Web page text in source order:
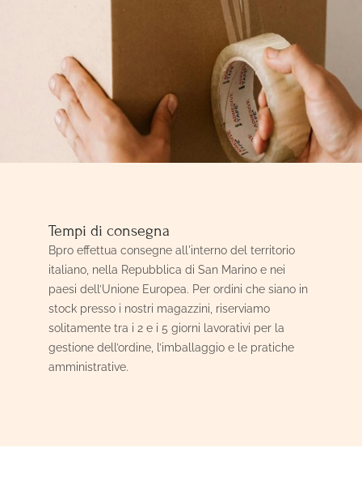
Tempi di consegna
Bpro effettua consegne all'interno del territorio
italiano, nella Repubblica di San Marino e nei
paesi dell’Unione Europea. Per ordini che siano in
stock presso i nostri magazzini, riserviamo
solitamente tra i 2 e i 5 giorni lavorativi per la
gestione dell’ordine, l’imballaggio e le pratiche
amministrative.